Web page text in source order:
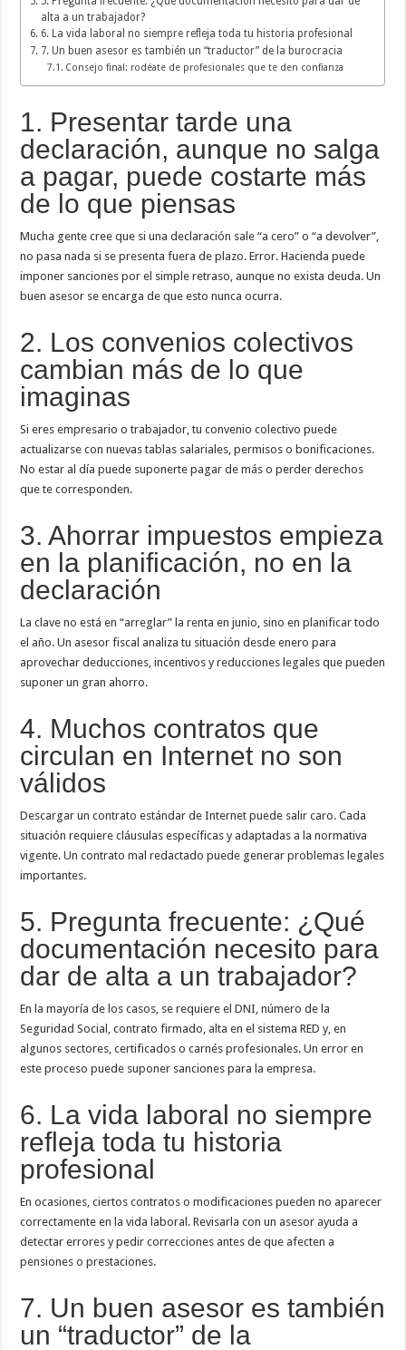
alta a un trabajador?
6. La vida laboral no siempre refleja toda tu historia profesional
7. Un buen asesor es también un “traductor” de la burocracia
Consejo final: rodéate de profesionales que te den confianza
1. Presentar tarde una
declaración, aunque no salga
a pagar, puede costarte más
de lo que piensas
Mucha gente cree que si una declaración sale “a cero” o “a devolver”,
no pasa nada si se presenta fuera de plazo. Error. Hacienda puede
imponer sanciones por el simple retraso, aunque no exista deuda. Un
buen asesor se encarga de que esto nunca ocurra.
2. Los convenios colectivos
cambian más de lo que
imaginas
Si eres empresario o trabajador, tu convenio colectivo puede
actualizarse con nuevas tablas salariales, permisos o bonificaciones.
No estar al día puede suponerte pagar de más o perder derechos
que te corresponden.
3. Ahorrar impuestos empieza
en la planificación, no en la
declaración
La clave no está en “arreglar” la renta en junio, sino en planificar todo
el año. Un asesor fiscal analiza tu situación desde enero para
aprovechar deducciones, incentivos y reducciones legales que pueden
suponer un gran ahorro.
4. Muchos contratos que
circulan en Internet no son
válidos
Descargar un contrato estándar de Internet puede salir caro. Cada
situación requiere cláusulas específicas y adaptadas a la normativa
vigente. Un contrato mal redactado puede generar problemas legales
importantes.
5. Pregunta frecuente: ¿Qué
documentación necesito para
dar de alta a un trabajador?
En la mayoría de los casos, se requiere el DNI, número de la
Seguridad Social, contrato firmado, alta en el sistema RED y, en
algunos sectores, certificados o carnés profesionales. Un error en
este proceso puede suponer sanciones para la empresa.
6. La vida laboral no siempre
refleja toda tu historia
profesional
En ocasiones, ciertos contratos o modificaciones pueden no aparecer
correctamente en la vida laboral. Revisarla con un asesor ayuda a
detectar errores y pedir correcciones antes de que afecten a
pensiones o prestaciones.
7. Un buen asesor es también
un “traductor” de la